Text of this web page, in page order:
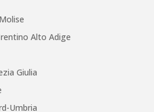
Alto Adige
Giulia
Umbria